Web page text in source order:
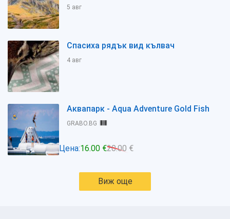
5 авг
Спасиха рядък вид кълвач
4 авг
Аквапарк - Aqua Adventure Gold Fish
GRABO.BG
Цена:16.00 €20.00 €
Виж още